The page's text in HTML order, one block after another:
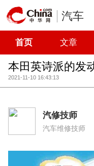
汽车
首页 文章
本田英诗派的发
2021-11-10 16:43:13
汽修技师
汽车维修技师